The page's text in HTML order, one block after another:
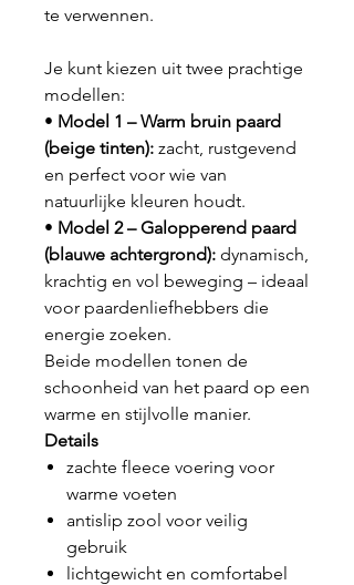
te verwennen.
Je kunt kiezen uit twee prachtige
modellen:
• Model 1 – Warm bruin paard
(beige tinten): zacht, rustgevend
en perfect voor wie van
natuurlijke kleuren houdt.
• Model 2 – Galopperend paard
(blauwe achtergrond): dynamisch,
krachtig en vol beweging – ideaal
voor paardenliefhebbers die
energie zoeken.
Beide modellen tonen de
schoonheid van het paard op een
warme en stijlvolle manier.
Details
zachte fleece voering voor
warme voeten
antislip zool voor veilig
gebruik
lichtgewicht en comfortabel